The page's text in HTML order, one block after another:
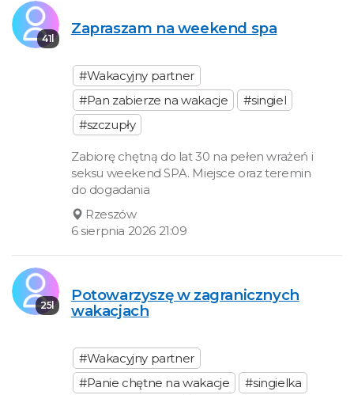
41l
Zapraszam na weekend spa
#Wakacyjny partner
#Pan zabierze na wakacje
#singiel
#szczupły
Zabiorę chętną do lat 30 na pełen wrażeń i
seksu weekend SPA. Miejsce oraz teremin
do dogadania
Rzeszów
6 sierpnia 2026 21:09
25l
Potowarzyszę w zagranicznych
wakacjach
#Wakacyjny partner
#Panie chętne na wakacje
#singielka